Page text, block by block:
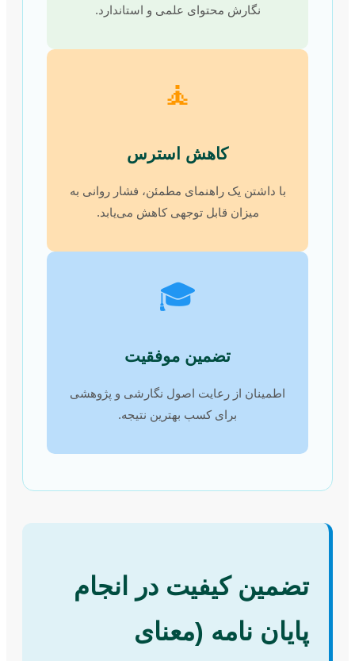
نگارش محتوای علمی و استاندارد.
🧘
کاهش استرس
با داشتن یک راهنمای مطمئن، فشار روانی به
میزان قابل توجهی کاهش می‌یابد.
🎓
تضمین موفقیت
اطمینان از رعایت اصول نگارشی و پژوهشی
برای کسب بهترین نتیجه.
تضمین کیفیت در انجام
پایان نامه (معنای